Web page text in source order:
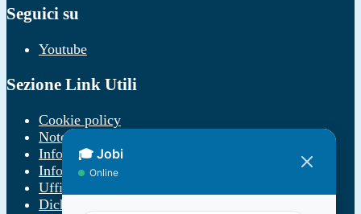
Seguici su
Youtube
Sezione Link Utili
Cookie policy
Note legali
Informativa Privacy
Informativa Privacy chatbot Jobi
Ufficio Relazioni con il Pubblico
Dichiarazione di accessibilità